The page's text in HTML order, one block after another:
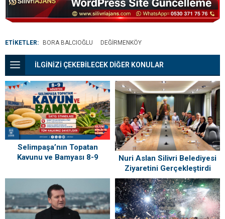
ETİKETLER: BORA BALCIOĞLU DEĞIRMENKÖY
İLGİNİZİ ÇEKEBİLECEK DİĞER KONULAR
Selimpaşa’nın Topatan
Kavunu ve Bamyası 8-9
Buluşuyor
Nuri Aslan Silivri Belediyesi
Ziyaretini Gerçekleştirdi